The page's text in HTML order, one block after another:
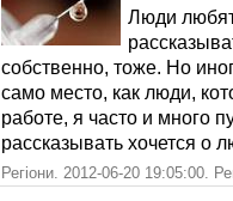
Люди
собственно, тоже. Но
само место, как люди,
работе, я часто и много
рассказывать хочется о
Регіони. 2012-06-20 19:05:00.